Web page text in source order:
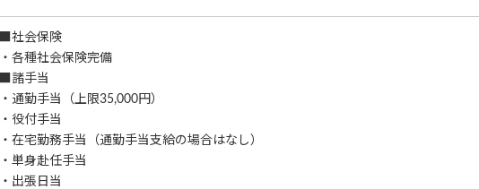
■社会保険
・各種社会保険完備
■諸手当
・通勤手当（上限35,000円）
・役付手当
・在宅勤務手当（通勤手当支給の場合はなし）
・単身赴任手当
・出張日当